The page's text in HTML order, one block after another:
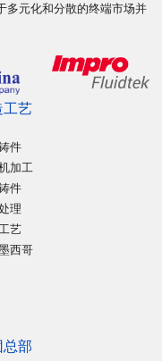
多元化和分散的终端市场并
工艺
件
加工
件
理
艺
西哥
部